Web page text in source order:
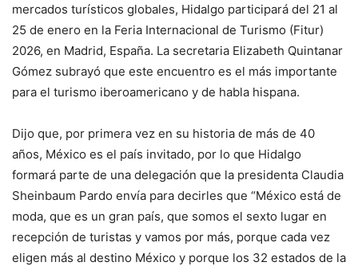
mercados turísticos globales, Hidalgo participará del 21 al
25 de enero en la Feria Internacional de Turismo (Fitur)
2026, en Madrid, España. La secretaria Elizabeth Quintanar
Gómez subrayó que este encuentro es el más importante
para el turismo iberoamericano y de habla hispana.
Dijo que, por primera vez en su historia de más de 40
años, México es el país invitado, por lo que Hidalgo
formará parte de una delegación que la presidenta Claudia
Sheinbaum Pardo envía para decirles que “México está de
moda, que es un gran país, que somos el sexto lugar en
recepción de turistas y vamos por más, porque cada vez
eligen más al destino México y porque los 32 estados de la